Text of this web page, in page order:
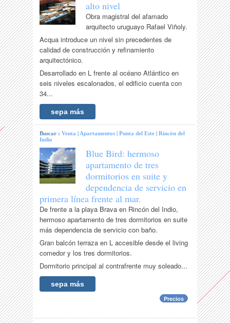
alto nivel
Obra magistral del afamado
arquitecto uruguayo Rafael Viñoly.
Acqua introduce un nivel sin precedentes de
calidad de construcción y refinamiento
arquitectónico.
Desarrollado en L frente al océano Atlántico en
seis niveles escalonados, el edificio cuenta con
34...
sepa más
Buscar :Venta |Apartamentos |Punta del Este |Rincón del
Indio
Blue Bird: hermoso
apartamento de tres
dormitorios en suite y
dependencia de servicio en
primera línea frente al mar.
De frente a la playa Brava en Rincón del Indio,
hermoso apartamento de tres dormitorios en suite
más dependencia de servicio con baño.
Gran balcón terraza en L accesible desde el living
comedor y los tres dormitorios.
Dormitorio principal al contrafrente muy soleado...
sepa más
Precios